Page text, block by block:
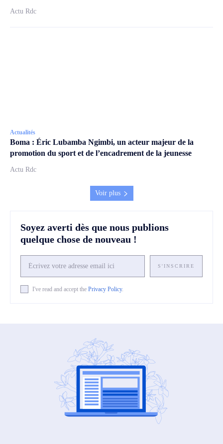
Actu Rdc
Actualités
Boma : Éric Lubamba Ngimbi, un acteur majeur de la
promotion du sport et de l’encadrement de la jeunesse
Actu Rdc
Voir plus
Soyez averti dès que nous publions
quelque chose de nouveau !
S'INSCRIRE
I've read and accept the Privacy Policy.